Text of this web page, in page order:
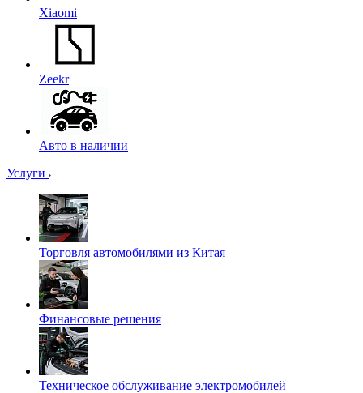
Xiaomi
Zeekr
Авто в наличии
Услуги
Торговля автомобилями из Китая
Финансовые решения
Техническое обслуживание электромобилей